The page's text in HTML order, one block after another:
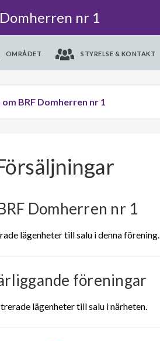
Domherren nr 1
OMRÅDET STYRELSE & KONTAKT
BRF Domherren nr 1
Domherren nr 1
lägenheter till salu i denna förening.
föreningar
lägenheter till salu i närheten.